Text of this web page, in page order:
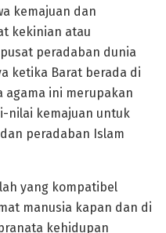
kemajuan dan
kekinian atau
peradaban dunia
ketika Barat berada di
agama ini merupakan
nilai kemajuan untuk
peradaban Islam
yang kompatibel
manusia kapan dan di
kehidupan